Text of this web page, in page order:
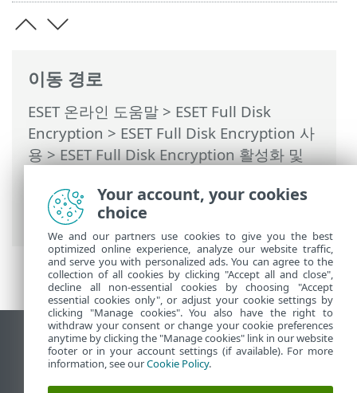
이동 경로
ESET 온라인 도움말 > ESET Full Disk
Encryption > ESET Full Disk Encryption 사
용>ESET Full Disk Encryption 활성화 및
Encryption 배포> 명령줄을 통해 키보드 레
이아웃 추가/제거
데스크톱 사이트 보기
End of Life
ESET 지식 베이스
Your account, your cookies
choice
We and our partners use cookies to give you the best
optimized online experience, analyze our website traffic,
and serve you with personalized ads. You can agree to the
collection of all cookies by clicking "Accept all and close",
decline all non-essential cookies by choosing "Accept
essential cookies only", or adjust your cookie settings by
clicking "Manage cookies". You also have the right to
withdraw your consent or change your cookie preferences
anytime by clicking the "Manage cookies" link in our website
footer or in your account settings (if available). For more
information, see ourCookie Policy.